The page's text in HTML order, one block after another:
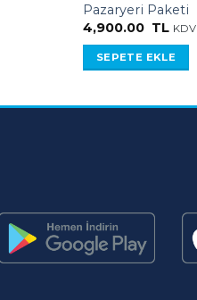
Pazaryeri Paketi
4,900.00 TL KDV
SEPETE EKLE